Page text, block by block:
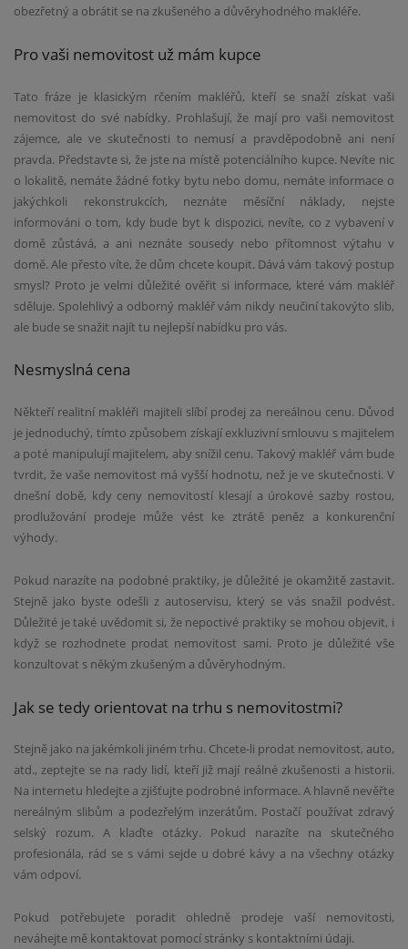
obezřetný a obrátit se na zkušeného a důvěryhodného makléře.
Pro vaši nemovitost už mám kupce
Tato fráze je klasickým rčením makléřů, kteří se snaží získat vaši
nemovitost do své nabídky. Prohlašují, že mají pro vaši nemovitost
zájemce, ale ve skutečnosti to nemusí a pravděpodobně ani není
pravda. Představte si, že jste na místě potenciálního kupce. Nevíte nic
o lokalitě, nemáte žádné fotky bytu nebo domu, nemáte informace o
jakýchkoli rekonstrukcích, neznáte měsíční náklady, nejste
informováni o tom, kdy bude byt k dispozici, nevíte, co z vybavení v
domě zůstává, a ani neznáte sousedy nebo přítomnost výtahu v
domě. Ale přesto víte, že dům chcete koupit. Dává vám takový postup
smysl? Proto je velmi důležité ověřit si informace, které vám makléř
sděluje. Spolehlivý a odborný makléř vám nikdy neučiní takovýto slib,
ale bude se snažit najít tu nejlepší nabídku pro vás.
Nesmyslná cena
Někteří realitní makléři majiteli slíbí prodej za nereálnou cenu. Důvod
je jednoduchý, tímto způsobem získají exkluzivní smlouvu s majitelem
a poté manipulují majitelem, aby snížil cenu. Takový makléř vám bude
tvrdit, že vaše nemovitost má vyšší hodnotu, než je ve skutečnosti. V
dnešní době, kdy ceny nemovitostí klesají a úrokové sazby rostou,
prodlužování prodeje může vést ke ztrátě peněz a konkurenční
výhody.
Pokud narazíte na podobné praktiky, je důležité je okamžitě zastavit.
Stejně jako byste odešli z autoservisu, který se vás snažil podvést.
Důležité je také uvědomit si, že nepoctivé praktiky se mohou objevit, i
když se rozhodnete prodat nemovitost sami. Proto je důležité vše
konzultovat s někým zkušeným a důvěryhodným.
Jak se tedy orientovat na trhu s nemovitostmi?
Stejně jako na jakémkoli jiném trhu. Chcete-li prodat nemovitost, auto,
atd., zeptejte se na rady lidí, kteří již mají reálné zkušenosti a historii.
Na internetu hledejte a zjišťujte podrobné informace. A hlavně nevěřte
nereálným slibům a podezřelým inzerátům. Postačí používat zdravý
selský rozum. A klaďte otázky. Pokud narazíte na skutečného
profesionála, rád se s vámi sejde u dobré kávy a na všechny otázky
vám odpoví.
Pokud potřebujete poradit ohledně prodeje vaší nemovitosti,
neváhejte mě kontaktovat pomocí stránky s kontaktními údaji.